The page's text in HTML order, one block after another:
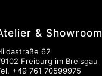
& Showroom
62
Freiburg im Breisgau
+49 761 70599975